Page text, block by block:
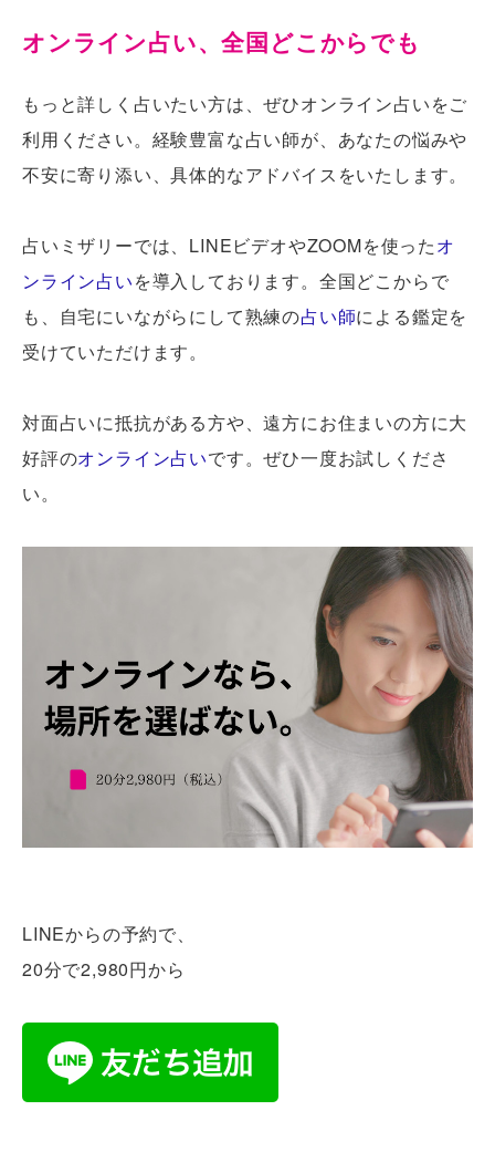
オンライン占い、全国どこからでも
もっと詳しく占いたい方は、ぜひオンライン占いをご
利用ください。経験豊富な占い師が、あなたの悩みや
不安に寄り添い、具体的なアドバイスをいたします。
占いミザリーでは、LINEビデオやZOOMを使ったオ
ンライン占いを導入しております。全国どこからで
も、自宅にいながらにして熟練の占い師による鑑定を
受けていただけます。
対面占いに抵抗がある方や、遠方にお住まいの方に大
好評のオンライン占いです。ぜひ一度お試しくださ
い。
LINEからの予約で、
20分で2,980円から